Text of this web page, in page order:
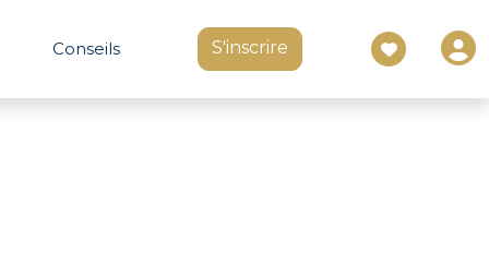
Conseils S'inscrire